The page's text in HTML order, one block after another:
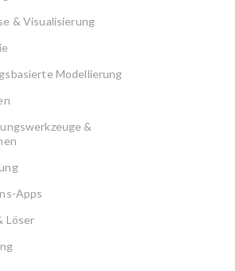
& Visualisierung
Modellierung
&
Apps
Löser